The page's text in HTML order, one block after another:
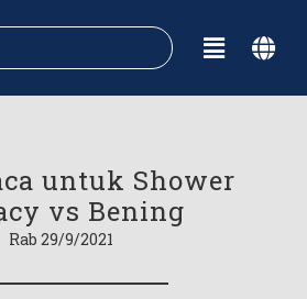
untuk Shower
vs Bening
Rab 29/9/2021